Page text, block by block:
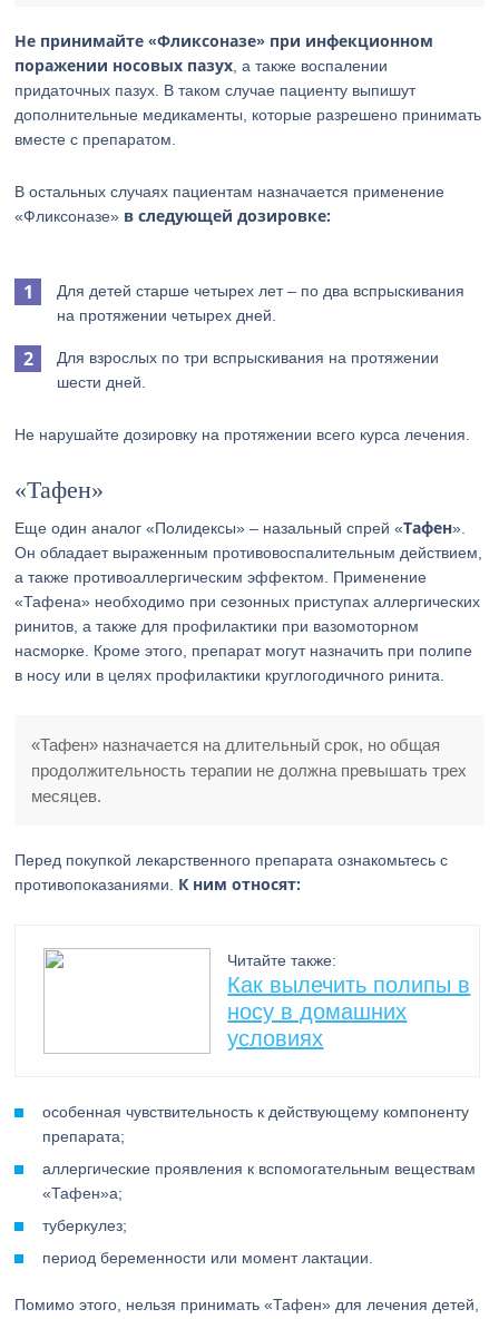
Не принимайте «Фликсоназе» при инфекционном
поражении носовых пазух , а также воспалении
придаточных пазух. В таком случае пациенту выпишут
дополнительные медикаменты, которые разрешено принимать
вместе с препаратом.
В остальных случаях пациентам назначается применение
«Фликсоназе» в следующей дозировке:
Для детей старше четырех лет – по два вспрыскивания
на протяжении четырех дней.
Для взрослых по три вспрыскивания на протяжении
шести дней.
Не нарушайте дозировку на протяжении всего курса лечения.
«Тафен»
Еще один аналог «Полидексы» – назальный спрей «Тафен».
Он обладает выраженным противовоспалительным действием,
а также противоаллергическим эффектом. Применение
«Тафена» необходимо при сезонных приступах аллергических
ринитов, а также для профилактики при вазомоторном
насморке. Кроме этого, препарат могут назначить при полипе
в носу или в целях профилактики круглогодичного ринита.
«Тафен» назначается на длительный срок, но общая
продолжительность терапии не должна превышать трех
месяцев.
Перед покупкой лекарственного препарата ознакомьтесь с
противопоказаниями. К ним относят:
Читайте также:
Как вылечить полипы в
носу в домашних
условиях
особенная чувствительность к действующему компоненту
препарата;
аллергические проявления к вспомогательным веществам
«Тафен»а;
туберкулез;
период беременности или момент лактации.
Помимо этого, нельзя принимать «Тафен» для лечения детей,